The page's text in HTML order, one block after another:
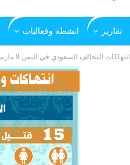
تقارير انشطة وفعاليات
انتهاكات التحالف السعودي في اليمن 8 مارس 2018